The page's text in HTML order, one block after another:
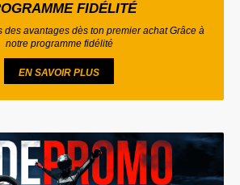
FIDÉLITÉ
des avantages dès ton premier achat Grâce à
notre programme fidélité
EN SAVOIR PLUS